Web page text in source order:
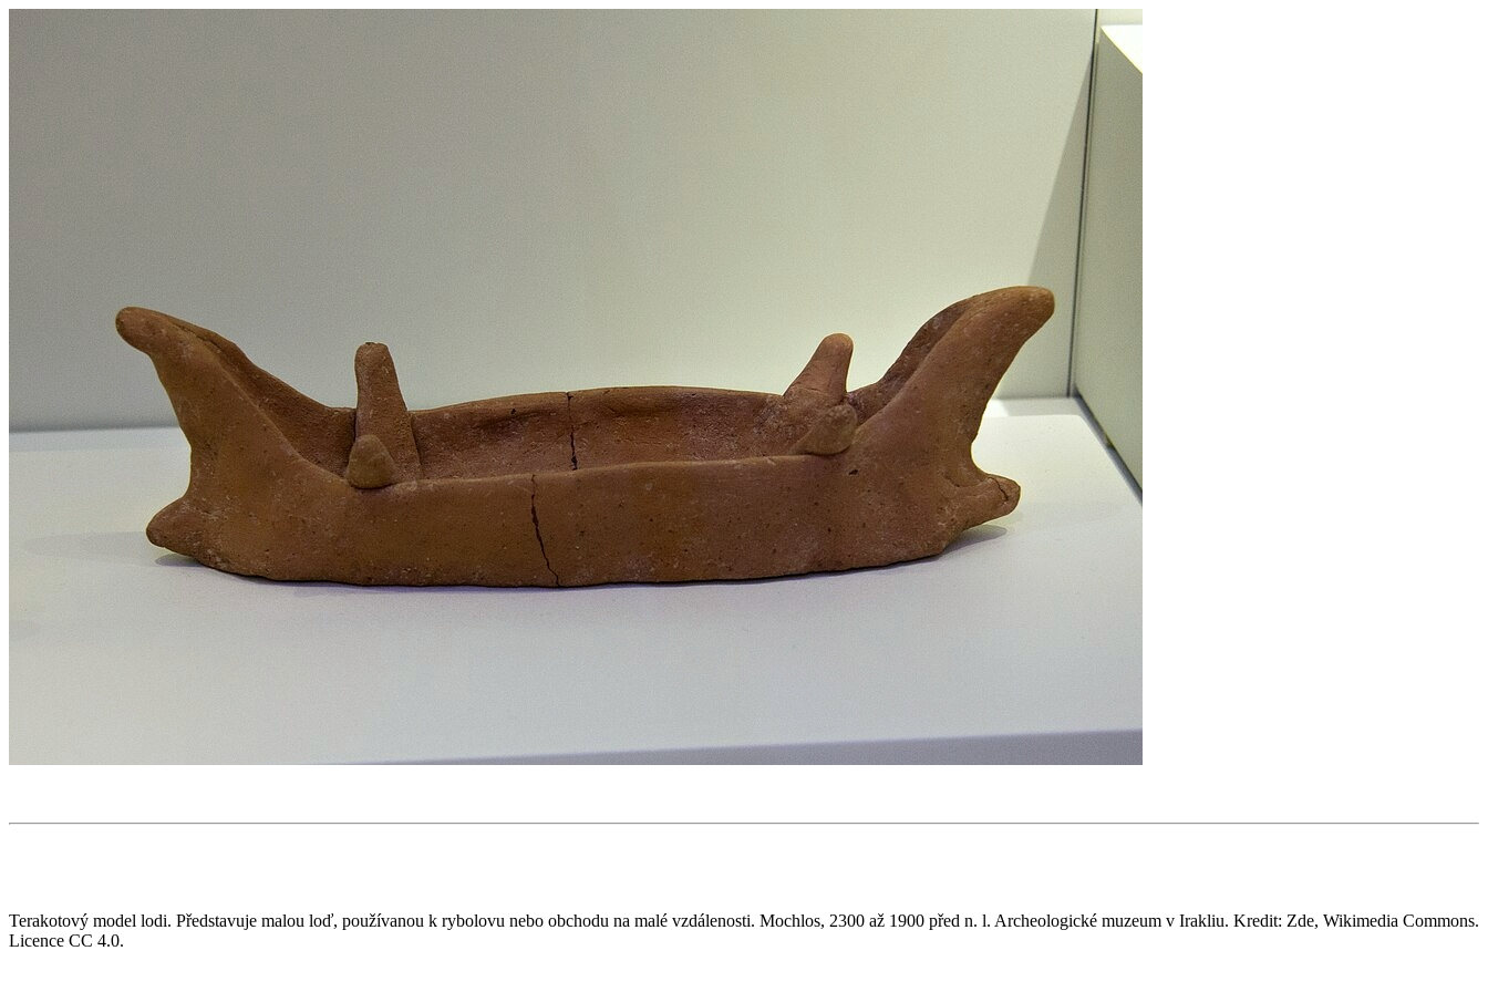
Terakotový model lodi. Představuje malou loď, používanou k rybolovu nebo obchodu na malé vzdálenosti. Mochlos, 2300 až 1900 před n. l. Archeologické muzeum v Irakliu. Kredit: Zde, Wikimedia Commons.
Licence CC 4.0.